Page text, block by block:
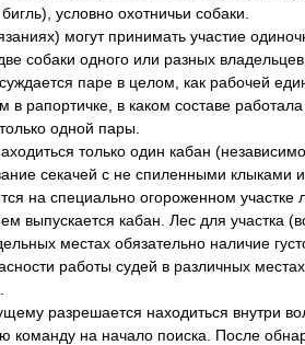
условно охотничьи собаки.
могут принимать участие
собаки одного или разных
паре в целом, как рабочей
в рапортичке, в каком составе
одной пары.
только один кабан
секачей с не спиленными клыками
на специально огороженном
выпускается кабан. Лес для участка
местах обязательно наличие
работы судей в различных
разрешается находиться внутри
команду на начало поиска. После